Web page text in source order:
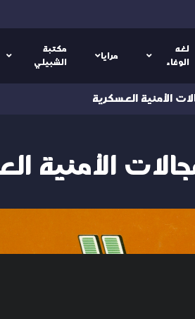
لغه
الوفاء
مرايا
مكتبة
الشبيلي
الأمنية العسكرية
الأمنية